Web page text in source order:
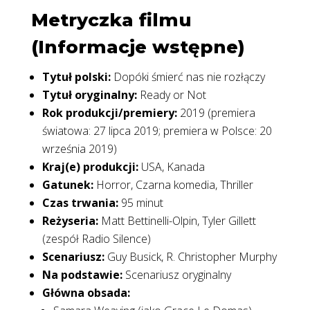
Metryczka filmu
(Informacje wstępne)
Tytuł polski:Dopóki śmierć nas nie rozłączy
Tytuł oryginalny:Ready or Not
Rok produkcji/premiery:2019 (premiera
światowa: 27 lipca 2019; premiera w Polsce: 20
września 2019)
Kraj(e) produkcji:USA, Kanada
Gatunek:Horror, Czarna komedia, Thriller
Czas trwania:95 minut
Reżyseria:Matt Bettinelli-Olpin, Tyler Gillett
(zespół Radio Silence)
Scenariusz:Guy Busick, R. Christopher Murphy
Na podstawie:Scenariusz oryginalny
Główna obsada: